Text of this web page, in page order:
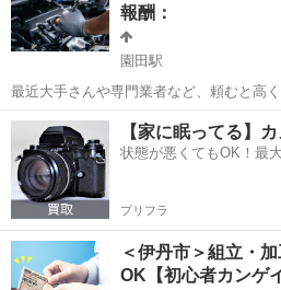
報酬：
園田駅
最近大手さんや専門業者など、頼むと高
る方ぜひとも相談しませんか？ 当方自動
備士をせず会社を経営してますので、資
で、是非困ってる方に活かそうと考え...
兵庫 尼崎市 園田駅 手伝いた
【家に眠ってる】
状態が悪くてもOK！最
プリフラ
＜伊丹市＞組立・
OK【初心者カンゲ